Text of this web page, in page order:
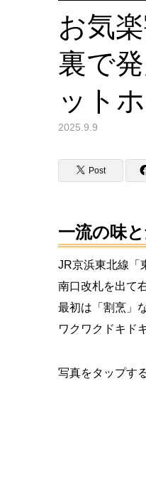
お気
裏で
ット
2025.9.9
Post
一流の味
JR京浜東北線「
南口改札を出て
最初は「割烹」
ワクワクドキド
写真をタップす